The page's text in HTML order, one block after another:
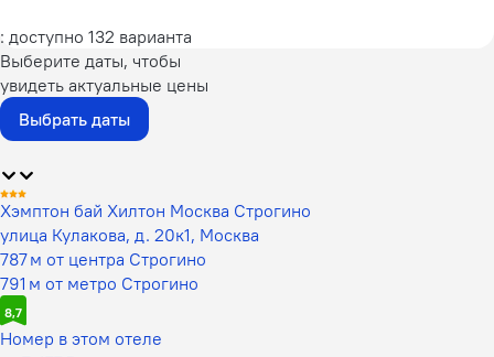
: доступно 132 варианта
Выберите даты, чтобы
увидеть актуальные цены
Выбрать даты
Хэмптон бай Хилтон Москва Строгино
улица Кулакова, д. 20к1, Москва
787 м от центра Строгино
791 м от метро Строгино
8,7
Номер в этом отеле